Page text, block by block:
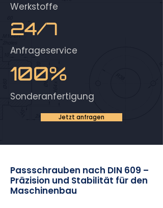
Werkstoffe
24/7
Anfrageservice
100%
Sonderanfertigung
Jetzt anfragen
Passschrauben nach DIN 609 –
Präzision und Stabilität für den
Maschinenbau